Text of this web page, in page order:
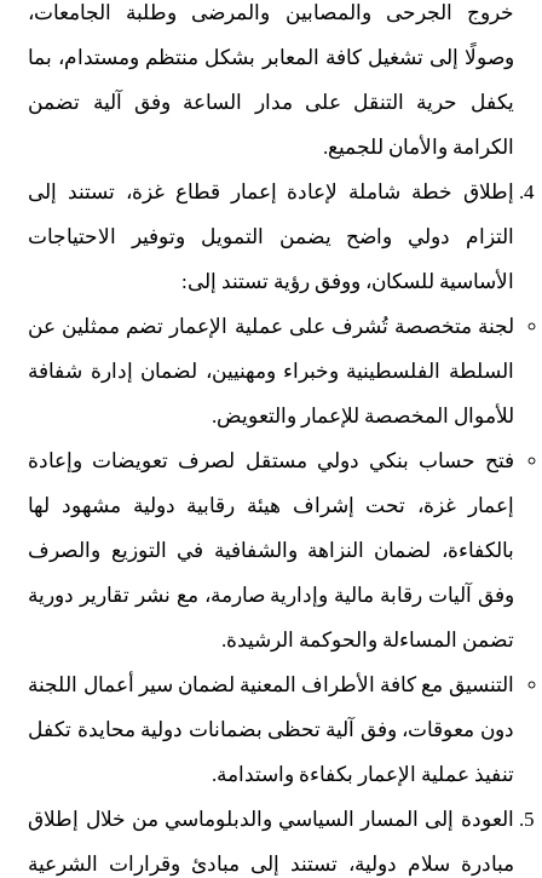
خروج الجرحى والمصابين والمرضى وطلبة الجامعات،
وصولًا إلى تشغيل كافة المعابر بشكل منتظم ومستدام، بما
يكفل حرية التنقل على مدار الساعة وفق آلية تضمن
الكرامة والأمان للجميع.
إطلاق خطة شاملة لإعادة إعمار قطاع غزة، تستند إلى
التزام دولي واضح يضمن التمويل وتوفير الاحتياجات
الأساسية للسكان، ووفق رؤية تستند إلى:
لجنة متخصصة تُشرف على عملية الإعمار تضم ممثلين عن
السلطة الفلسطينية وخبراء ومهنيين، لضمان إدارة شفافة
للأموال المخصصة للإعمار والتعويض.
فتح حساب بنكي دولي مستقل لصرف تعويضات وإعادة
إعمار غزة، تحت إشراف هيئة رقابية دولية مشهود لها
بالكفاءة، لضمان النزاهة والشفافية في التوزيع والصرف
وفق آليات رقابة مالية وإدارية صارمة، مع نشر تقارير دورية
تضمن المساءلة والحوكمة الرشيدة.
التنسيق مع كافة الأطراف المعنية لضمان سير أعمال اللجنة
دون معوقات، وفق آلية تحظى بضمانات دولية محايدة تكفل
تنفيذ عملية الإعمار بكفاءة واستدامة.
العودة إلى المسار السياسي والدبلوماسي من خلال إطلاق
مبادرة سلام دولية، تستند إلى مبادئ وقرارات الشرعية